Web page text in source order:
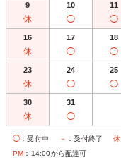
9
休
10
◯
11
◯
16
休
17
◯
18
◯
23
休
24
◯
25
◯
30
休
31
◯
◯ ：受付中 － ：受付終了 休
PM ：14:00から配達可